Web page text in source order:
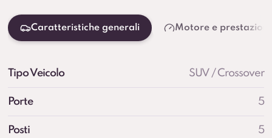
Caratteristiche generali Motore e prestazioni
Tipo Veicolo SUV / Crossover
Porte 5
Posti 5